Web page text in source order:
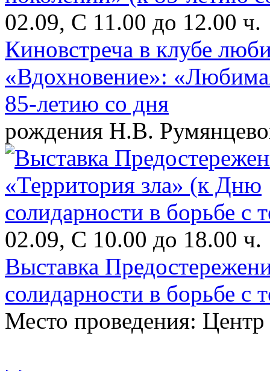
02.09, С 11.00 до 12.00 ч.
Киновстреча в клубе
«Вдохновение»:
85-летию со дня
рождения Н.В.
02.09, С 10.00 до 18.00 ч.
Выставка
солидарности в борьбе с
Место проведения: